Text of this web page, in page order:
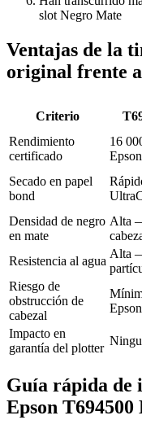
slot Negro Mate
Ventajas de la
original frente
Criterio
Rendimiento
certificado
16
Secado en papel
bond
Densidad de negro
en mate
Alta
Resistencia al agua
Alta
Riesgo de
obstrucción de
cabezal
Impacto en
garantía del plotter
Guía rápida de
Epson